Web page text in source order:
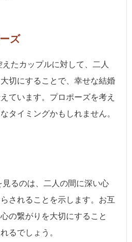
ズ
えたカップルに対して、二人
切にすることで、幸せな結婚
ています。プロポーズを考え
タイミングかもしれません。
るのは、二人の間に深い心
されることを示します。お互
の繋がりを大切にすること
るでしょう。